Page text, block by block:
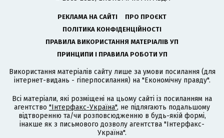
РЕКЛАМА НА САЙТІ
ПРО ПРОЄКТ
ПОЛІТИКА КОНФІДЕНЦІЙНОСТІ
ПРАВИЛА ВИКОРИСТАННЯ МАТЕРІАЛІВ УП
ПРИНЦИПИ І ПРАВИЛА РОБОТИ УП
Використання матеріалів сайту лише за умови посилання (для
інтернет-видань - гіперпосилання) на "Економічну правду".
Всі матеріали, які розміщені на цьому сайті із посиланням на
агентство "Інтерфакс-Україна", не підлягають подальшому
відтворенню та/чи розповсюдженню в будь-якій формі,
інакше як з письмового дозволу агентства "Інтерфакс-
Україна".